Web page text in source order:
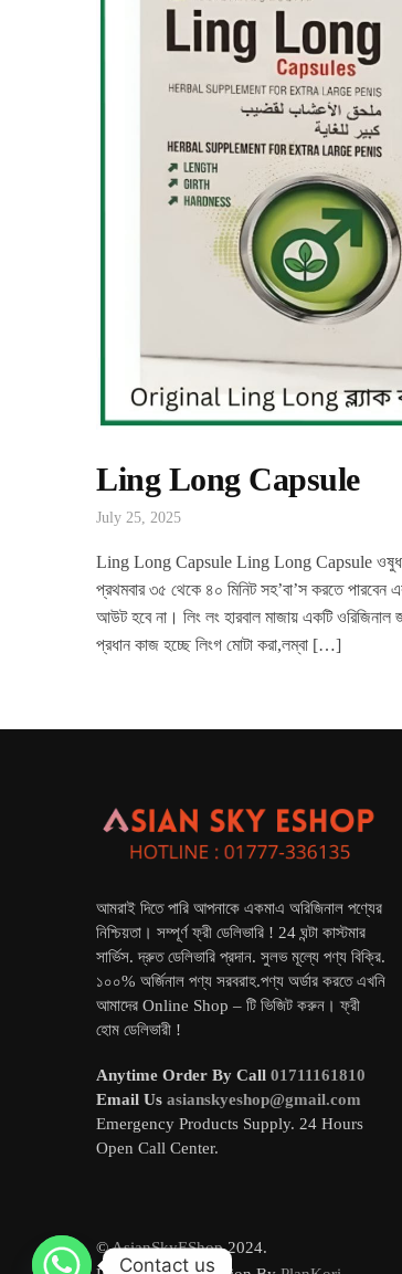
Ling Long Capsule
July 25, 2025
Ling Long Capsule Ling Long Capsule ওষুধ
প্রথমবার ৩৫ থেকে ৪০ মিনিট সহ’বা’স করতে
আউট হবে না। লিং লং হারবাল মাজায় একটি ওরিজিনাল
প্রধান কাজ হচ্ছে লিংগ মোটা করা,লম্বা […]
আমরাই দিতে পারি আপনাকে একমাএ অরিজিনাল পণ্যের
নিশ্চিয়তা। সম্পূর্ণ ফ্রী ডেলিভারি ! 24 ঘন্টা কাস্টমার
সার্ভিস. দ্রুত ডেলিভারি প্রদান. সুলভ মূল্যে পণ্য বিক্রি.
১০০% অর্জিনাল পণ্য সরবরাহ.পণ্য অর্ডার করতে এখনি
আমাদের Online Shop – টি ভিজিট করুন। ফ্রী
হোম ডেলিভারী !
Anytime Order By Call 01711161810
Email Us asianskyeshop@gmail.com
Emergency Products Supply. 24 Hours
Open Call Center.
©AsianSkyEShop2024.
Contact us